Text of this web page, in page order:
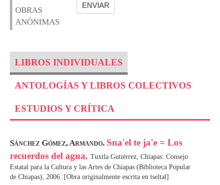
OBRAS
ANÓNIMAS
LIBROS INDIVIDUALES
ANTOLOGÍAS Y LIBROS COLECTIVOS
ESTUDIOS Y CRÍTICA
Sánchez Gómez, Armando. Sna'el te ja'e = Los
recuerdos del agua. Tuxtla Gutiérrez, Chiapas: Consejo
Estatal para la Cultura y las Artes de Chiapas (Biblioteca Popular
de Chiapas), 2006. [Obra originalmente escrita en tseltal]